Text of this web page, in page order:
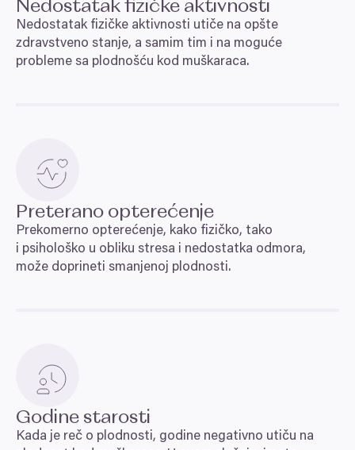
dalšími informacemi, které jste jim poskytli nebo které
získali v důsledku toho, že používáte jejich služby.
Povolit výběr
Odmítnout
Nedostatak fizičke aktivnosti
Nedostatak fizičke aktivnosti utiče na opšte
zdravstveno stanje, a samim tim i na moguće
probleme sa plodnošću kod muškaraca.
Preterano opterećenje
Prekomerno opterećenje, kako fizičko, tako
i psihološko u obliku stresa i nedostatka odmora,
može doprineti smanjenoj plodnosti.
Godine starosti
Kada je reč o plodnosti, godine negativno utiču na